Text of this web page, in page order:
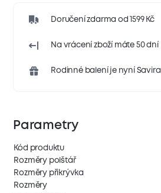
Doručení zdarma od 1599 Kč
Na vrácení zboží máte 50 dní
Rodinné balení je nyní Savira
Parametry
Kód produktu
Rozměry polštář
Rozměry přikrývka
Rozměry